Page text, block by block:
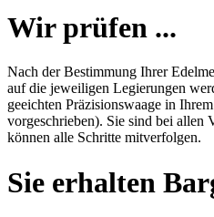
Wir prüfen ...
Nach der Bestimmung Ihrer
auf die jeweiligen Legierungen
geeichten Präzisionswaage in
vorgeschrieben). Sie sind bei allen
können alle Schritte mitverfolgen.
Sie erhalten